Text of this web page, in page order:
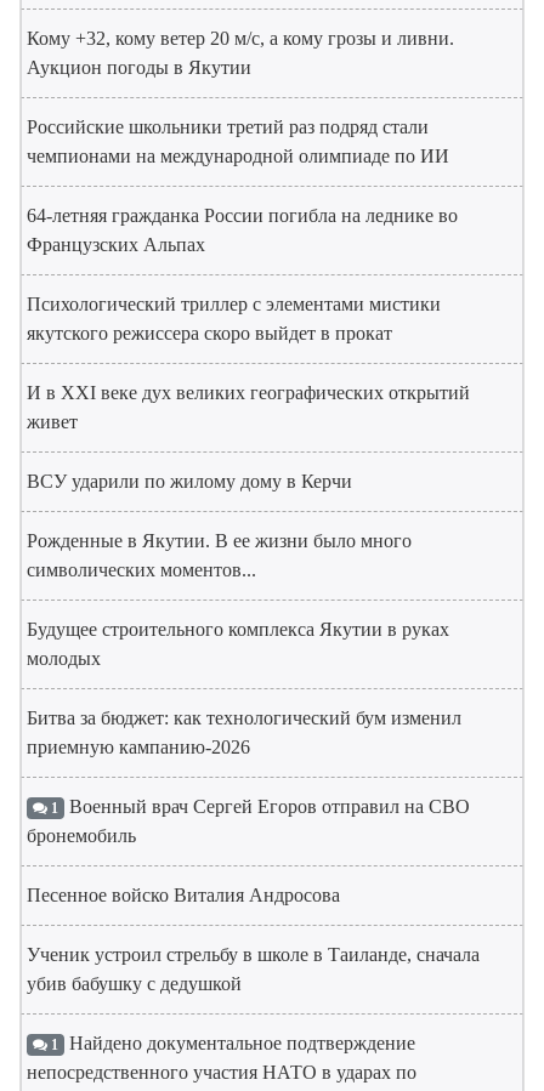
Кому +32, кому ветер 20 м/с, а кому грозы и ливни.
Аукцион погоды в Якутии
Российские школьники третий раз подряд стали
чемпионами на международной олимпиаде по ИИ
64-летняя гражданка России погибла на леднике во
Французских Альпах
Психологический триллер с элементами мистики
якутского режиссера скоро выйдет в прокат
И в XXI веке дух великих географических открытий
живет
ВСУ ударили по жилому дому в Керчи
Рожденные в Якутии. В ее жизни было много
символических моментов...
Будущее строительного комплекса Якутии в руках
молодых
Битва за бюджет: как технологический бум изменил
приемную кампанию-2026
1 Военный врач Сергей Егоров отправил на СВО
бронемобиль
Песенное войско Виталия Андросова
Ученик устроил стрельбу в школе в Таиланде, сначала
убив бабушку с дедушкой
1 Найдено документальное подтверждение
непосредственного участия НАТО в ударах по